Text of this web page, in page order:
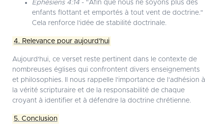
Éphésiens 4:14 - "Afin que nous ne soyons plus des
enfants flottant et emportés à tout vent de doctrine."
Cela renforce l'idée de stabilité doctrinale.
4. Relevance pour aujourd'hui
Aujourd'hui, ce verset reste pertinent dans le contexte de
nombreuses églises qui confrontent divers enseignements
et philosophies. Il nous rappelle l'importance de l'adhésion à
la vérité scripturaire et de la responsabilité de chaque
croyant à identifier et à défendre la doctrine chrétienne.
5. Conclusion